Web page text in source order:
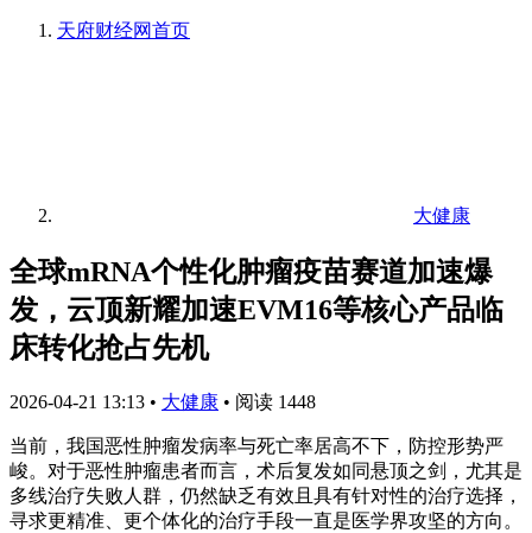
天府财经网首页
大健康
全球mRNA个性化肿瘤疫苗赛道加速爆
发，云顶新耀加速EVM16等核心产品临
床转化抢占先机
2026-04-21 13:13 • 大健康 • 阅读 1448
当前，我国恶性肿瘤发病率与死亡率居高不下，防控形势严
峻。对于恶性肿瘤患者而言，术后复发如同悬顶之剑，尤其是
多线治疗失败人群，仍然缺乏有效且具有针对性的治疗选择，
寻求更精准、更个体化的治疗手段一直是医学界攻坚的方向。